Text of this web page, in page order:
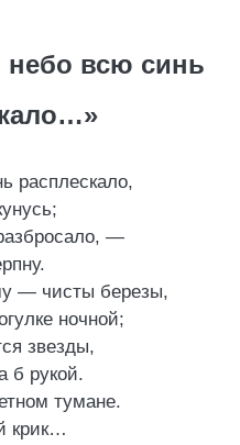
небо всю синь
расплескало,
—
— чисты березы,
ночной;
звезды,
б рукой.
тумане.
крик…